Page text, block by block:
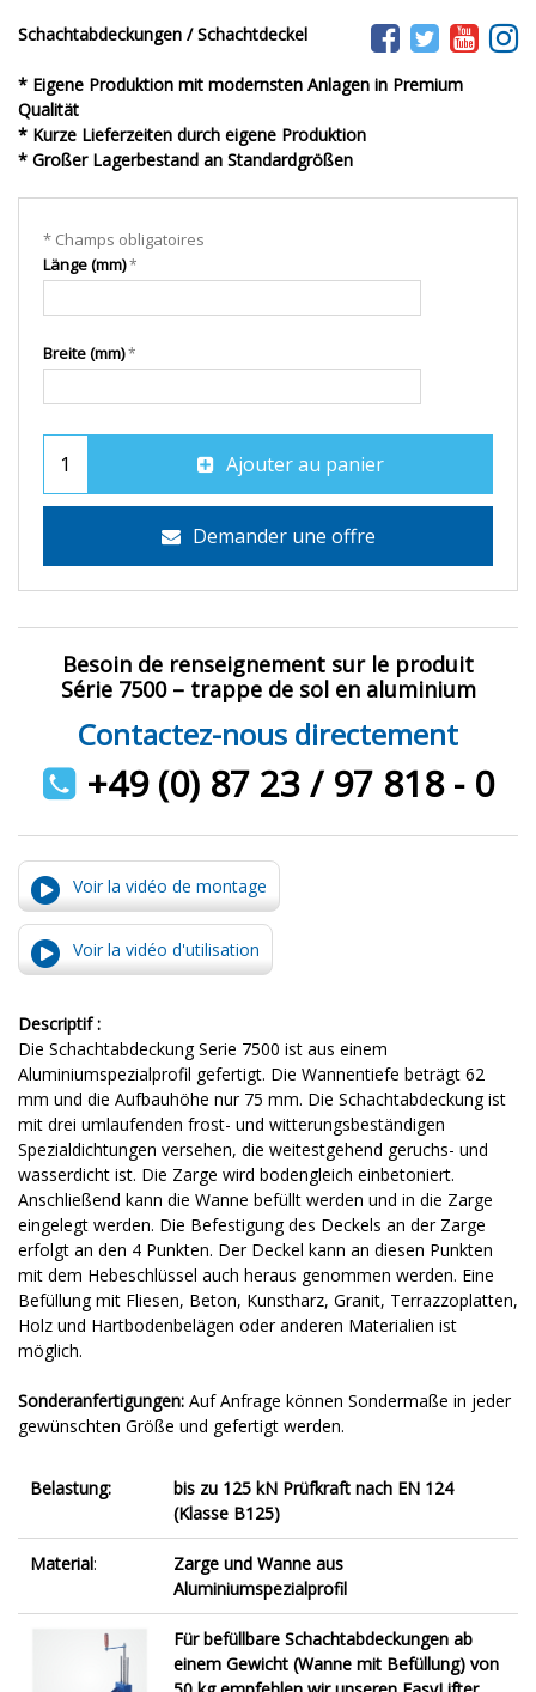
Schachtabdeckungen / Schachtdeckel
* Eigene Produktion mit modernsten Anlagen in Premium
Qualität
* Kurze Lieferzeiten durch eigene Produktion
* Großer Lagerbestand an Standardgrößen
* Champs obligatoires
Länge (mm)
Breite (mm)
Ajouter au panier
Demander une offre
Besoin de renseignement sur le produit
Série 7500 – trappe de sol en aluminium
Contactez-nous directement
+49 (0) 87 23 / 97 818 - 0
Voir la vidéo de montage
Voir la vidéo d'utilisation
Descriptif :
Die Schachtabdeckung Serie 7500 ist aus einem
Aluminiumspezialprofil gefertigt. Die Wannentiefe beträgt 62
mm und die Aufbauhöhe nur 75 mm. Die Schachtabdeckung ist
mit drei umlaufenden frost- und witterungsbeständigen
Spezialdichtungen versehen, die weitestgehend geruchs- und
wasserdicht ist. Die Zarge wird bodengleich einbetoniert.
Anschließend kann die Wanne befüllt werden und in die Zarge
eingelegt werden. Die Befestigung des Deckels an der Zarge
erfolgt an den 4 Punkten. Der Deckel kann an diesen Punkten
mit dem Hebeschlüssel auch heraus genommen werden. Eine
Befüllung mit Fliesen, Beton, Kunstharz, Granit, Terrazzoplatten,
Holz und Hartbodenbelägen oder anderen Materialien ist
möglich.
Sonderanfertigungen: Auf Anfrage können Sondermaße in jeder
gewünschten Größe und gefertigt werden.
Belastung:
bis zu 125 kN Prüfkraft nach EN 124
(Klasse B125)
Material:
Zarge und Wanne aus
Aluminiumspezialprofil
Für befüllbare Schachtabdeckungen ab
einem Gewicht (Wanne mit Befüllung) von